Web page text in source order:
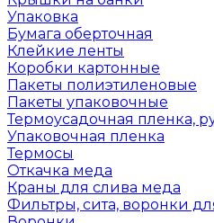
Упаковка
Бумага оберточная
Клейкие ленты
Коробки картонные
Пакеты полиэтиленовые
Пакеты упаковочные
Термоусадочная пленка,
Упаковочная пленка
Термосы
Откачка меда
Краны для слива меда
Фильтры, сита, воронки